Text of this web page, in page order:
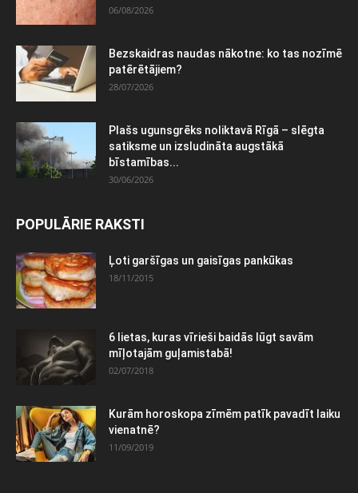
06/08/2026
Bezskaidras naudas nākotne: ko tas nozīmē
patērētājiem?
28/07/2026
Plašs ugunsgrēks noliktavā Rīgā – slēgta
satiksme un izsludināta augstākā
bīstamības...
30/06/2026
POPULĀRIE RAKSTI
Ļoti garšīgas un gaisīgas pankūkas
18/11/2015
6 lietas, kuras vīrieši baidās lūgt savām
mīļotajām guļamistabā!
02/07/2018
Kurām horoskopa zīmēm patīk pavadīt laiku
vienatnē?
11/09/2019